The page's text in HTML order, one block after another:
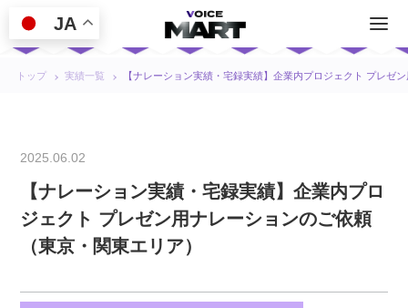
トップ 実績一覧 【ナレーション実績・宅録実績】企業内プロジェクト プレゼ
2025.06.02
【ナレーション実績・宅録実績】企業内プロ
ジェクト プレゼン用ナレーションのご依頼
（東京・関東エリア）
JA